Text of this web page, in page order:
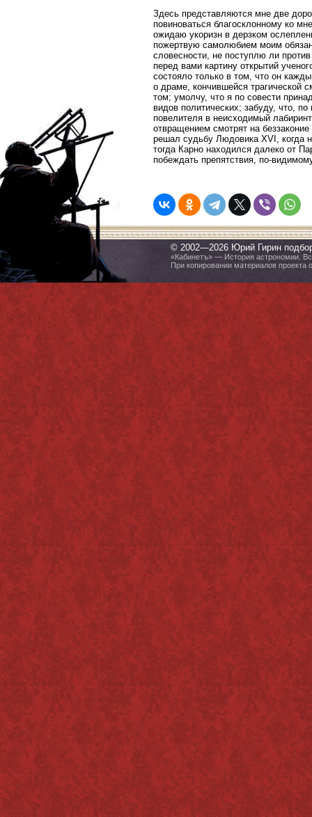
Здесь представляются мне две
повиноваться благосклонному ко
ожидаю укоризн в дерзком
пожертвую самолюбием моим
словесности, не поступлю ли
перед вами картину открытий
состояло только в том, что он
о драме, кончившейся трагической
том; умолчу, что я по совести
видов политических; забуду, что,
повелителя в неисходимый
отвращением смотрят на
решал судьбу Людовика XVI, когда
тогда Карно находился далеко от
побеждать препятствия, по-
© 2002—2026 Юрий Гирин
«Кабинетъ» — История астрономии.
При копировании материалов проекта